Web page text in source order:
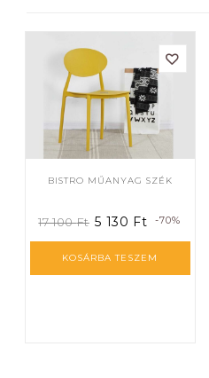
BISTRO MŰANYAG SZÉK
17 100Ft 5 130 Ft -70%
KOSÁRBA TESZEM